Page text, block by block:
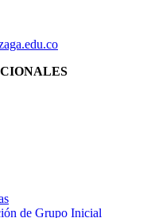
de Grupo Inicial